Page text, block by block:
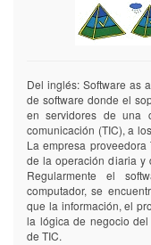
Del inglés: Software as
de software donde el
en servidores de una
comunicación (TIC), a
La empresa
de la operación diaria y
Regularmente el
computador, se
que la información, el
la lógica de negocio
de TIC.